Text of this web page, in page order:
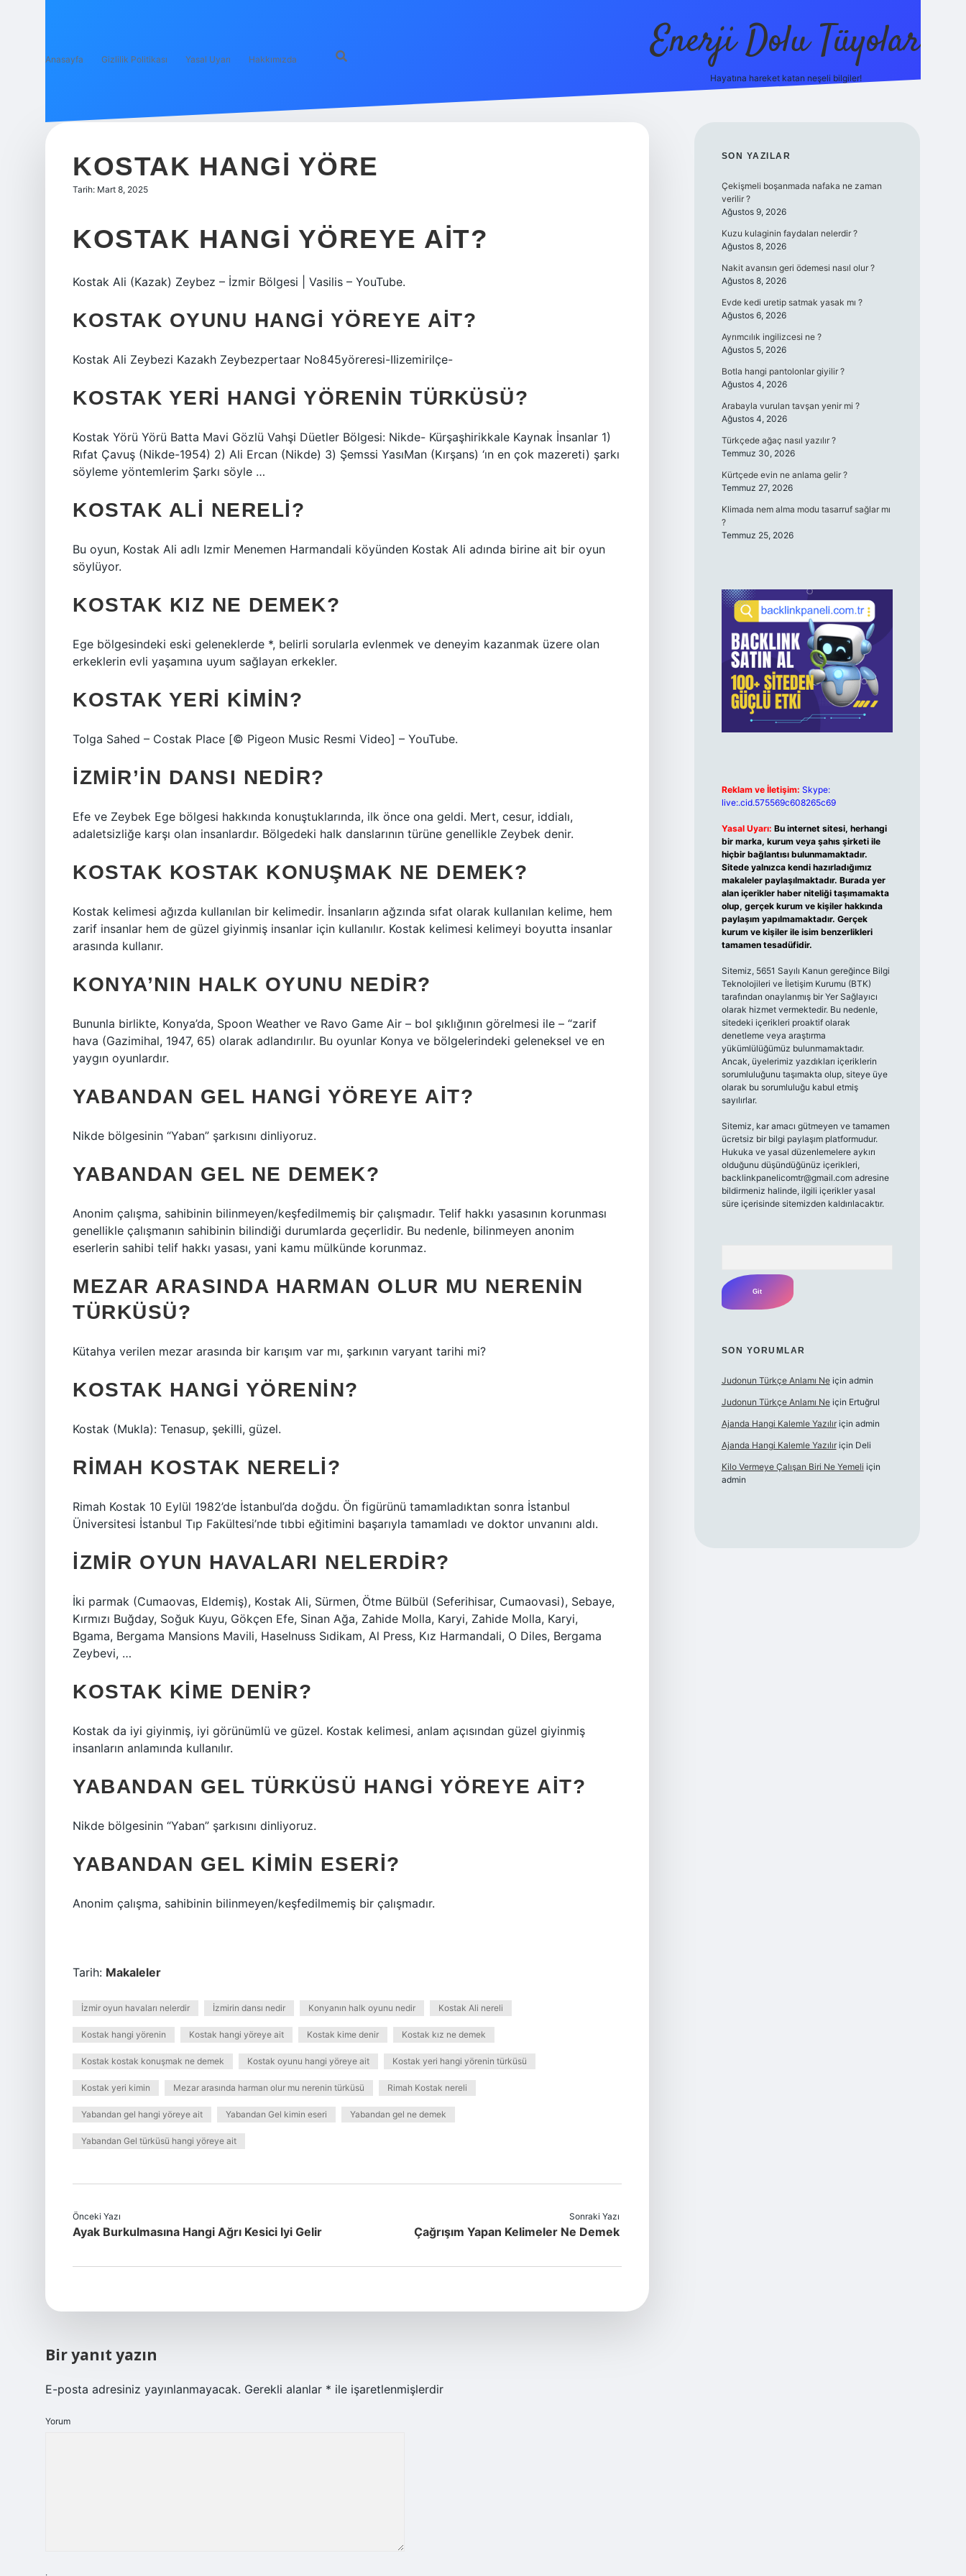
Anasayfa Gizlilik Politikası Yasal Uyarı Hakkımızda Enerji Dolu Tüyolar
Hayatına hareket katan neşeli bilgiler!
KOSTAK HANGI YÖRE
Tarih: Mart 8, 2025
KOSTAK HANGI YÖREYE AIT?
Kostak Ali (Kazak) Zeybez – İzmir Bölgesi | Vasilis – YouTube.
KOSTAK OYUNU HANGI YÖREYE AIT?
Kostak Ali Zeybezi Kazakh Zeybezpertaar No845yöreresi-IIizemirilçe-
KOSTAK YERI HANGI YÖRENIN TÜRKÜSÜ?
Kostak Yörü Yörü Batta Mavi Gözlü Vahşi Düetler Bölgesi: Nikde- Kürşaşhirikkale Kaynak İnsanlar 1)
Rıfat Çavuş (Nikde-1954) 2) Ali Ercan (Nikde) 3) Şemssi YasıMan (Kırşans) ‘ın en çok mazereti) şarkı
söyleme yöntemlerim Şarkı söyle …
KOSTAK ALI NERELI?
Bu oyun, Kostak Ali adlı Izmir Menemen Harmandali köyünden Kostak Ali adında birine ait bir oyun
söylüyor.
KOSTAK KIZ NE DEMEK?
Ege bölgesindeki eski geleneklerde *, belirli sorularla evlenmek ve deneyim kazanmak üzere olan
erkeklerin evli yaşamına uyum sağlayan erkekler.
KOSTAK YERI KIMIN?
Tolga Sahed – Costak Place [© Pigeon Music Resmi Video] – YouTube.
İZMIR’IN DANSI NEDIR?
Efe ve Zeybek Ege bölgesi hakkında konuştuklarında, ilk önce ona geldi. Mert, cesur, iddialı,
adaletsizliğe karşı olan insanlardır. Bölgedeki halk danslarının türüne genellikle Zeybek denir.
KOSTAK KOSTAK KONUŞMAK NE DEMEK?
Kostak kelimesi ağızda kullanılan bir kelimedir. İnsanların ağzında sıfat olarak kullanılan kelime, hem
zarif insanlar hem de güzel giyinmiş insanlar için kullanılır. Kostak kelimesi kelimeyi boyutta insanlar
arasında kullanır.
KONYA’NIN HALK OYUNU NEDIR?
Bununla birlikte, Konya’da, Spoon Weather ve Ravo Game Air – bol şıklığının görelmesi ile – “zarif
hava (Gazimihal, 1947, 65) olarak adlandırılır. Bu oyunlar Konya ve bölgelerindeki geleneksel ve en
yaygın oyunlardır.
YABANDAN GEL HANGI YÖREYE AIT?
Nikde bölgesinin “Yaban” şarkısını dinliyoruz.
YABANDAN GEL NE DEMEK?
Anonim çalışma, sahibinin bilinmeyen/keşfedilmemiş bir çalışmadır. Telif hakkı yasasının korunması
genellikle çalışmanın sahibinin bilindiği durumlarda geçerlidir. Bu nedenle, bilinmeyen anonim
eserlerin sahibi telif hakkı yasası, yani kamu mülkünde korunmaz.
MEZAR ARASINDA HARMAN OLUR MU NERENIN
TÜRKÜSÜ?
Kütahya verilen mezar arasında bir karışım var mı, şarkının varyant tarihi mi?
KOSTAK HANGI YÖRENIN?
Kostak (Mukla): Tenasup, şekilli, güzel.
RIMAH KOSTAK NERELI?
Rimah Kostak 10 Eylül 1982’de İstanbul’da doğdu. Ön figürünü tamamladıktan sonra İstanbul
Üniversitesi İstanbul Tıp Fakültesi’nde tıbbi eğitimini başarıyla tamamladı ve doktor unvanını aldı.
İZMIR OYUN HAVALARI NELERDIR?
İki parmak (Cumaovas, Eldemiş), Kostak Ali, Sürmen, Ötme Bülbül (Seferihisar, Cumaovasi), Sebaye,
Kırmızı Buğday, Soğuk Kuyu, Gökçen Efe, Sinan Ağa, Zahide Molla, Karyi, Zahide Molla, Karyi,
Bgama, Bergama Mansions Mavili, Haselnuss Sıdikam, Al Press, Kız Harmandali, O Diles, Bergama
Zeybevi, …
KOSTAK KIME DENIR?
Kostak da iyi giyinmiş, iyi görünümlü ve güzel. Kostak kelimesi, anlam açısından güzel giyinmiş
insanların anlamında kullanılır.
YABANDAN GEL TÜRKÜSÜ HANGI YÖREYE AIT?
Nikde bölgesinin “Yaban” şarkısını dinliyoruz.
YABANDAN GEL KIMIN ESERI?
Anonim çalışma, sahibinin bilinmeyen/keşfedilmemiş bir çalışmadır.
Tarih: Makaleler
İzmir oyun havaları nelerdir İzmirin dansı nedir Konyanın halk oyunu nedir Kostak Ali nereli
Kostak hangi yörenin Kostak hangi yöreye ait Kostak kime denir Kostak kız ne demek
Kostak kostak konuşmak ne demek Kostak oyunu hangi yöreye ait Kostak yeri hangi yörenin türküsü
Kostak yeri kimin Mezar arasında harman olur mu nerenin türküsü Rimah Kostak nereli
Yabandan gel hangi yöreye ait Yabandan Gel kimin eseri Yabandan gel ne demek
Yabandan Gel türküsü hangi yöreye ait
Önceki Yazı
Ayak Burkulmasına Hangi Ağrı Kesici Iyi Gelir
Sonraki Yazı
Çağrışım Yapan Kelimeler Ne Demek
Bir yanıt yazın
E-posta adresiniz yayınlanmayacak. Gerekli alanlar * ile işaretlenmişlerdir
Yorum
SIDEBAR
SON YAZILAR
Çekişmeli boşanmada nafaka ne zaman
verilir ?
Ağustos 9, 2026
Kuzu kulaginin faydaları nelerdir ?
Ağustos 8, 2026
Nakit avansın geri ödemesi nasıl olur ?
Ağustos 8, 2026
Evde kedi uretip satmak yasak mı ?
Ağustos 6, 2026
Ayrımcılık ingilizcesi ne ?
Ağustos 5, 2026
Botla hangi pantolonlar giyilir ?
Ağustos 4, 2026
Arabayla vurulan tavşan yenir mi ?
Ağustos 4, 2026
Türkçede ağaç nasıl yazılır ?
Temmuz 30, 2026
Kürtçede evin ne anlama gelir ?
Temmuz 27, 2026
Klimada nem alma modu tasarruf sağlar mı
?
Temmuz 25, 2026
Reklam ve İletişim: Skype:
live:.cid.575569c608265c69
Yasal Uyarı: Bu internet sitesi, herhangi
bir marka, kurum veya şahıs şirketi ile
hiçbir bağlantısı bulunmamaktadır.
Sitede yalnızca kendi hazırladığımız
makaleler paylaşılmaktadır. Burada yer
alan içerikler haber niteliği taşımamakta
olup, gerçek kurum ve kişiler hakkında
paylaşım yapılmamaktadır. Gerçek
kurum ve kişiler ile isim benzerlikleri
tamamen tesadüfidir.
Sitemiz, 5651 Sayılı Kanun gereğince Bilgi
Teknolojileri ve İletişim Kurumu (BTK)
tarafından onaylanmış bir Yer Sağlayıcı
olarak hizmet vermektedir. Bu nedenle,
sitedeki içerikleri proaktif olarak
denetleme veya araştırma
yükümlülüğümüz bulunmamaktadır.
Ancak, üyelerimiz yazdıkları içeriklerin
sorumluluğunu taşımakta olup, siteye üye
olarak bu sorumluluğu kabul etmiş
sayılırlar.
Sitemiz, kar amacı gütmeyen ve tamamen
ücretsiz bir bilgi paylaşım platformudur.
Hukuka ve yasal düzenlemelere aykırı
olduğunu düşündüğünüz içerikleri,
backlinkpanelicomtr@gmail.comadresine
bildirmeniz halinde, ilgili içerikler yasal
süre içerisinde sitemizden kaldırılacaktır.
SON YORUMLAR
Judonun Türkçe Anlamı Neiçin admin
Judonun Türkçe Anlamı Neiçin Ertuğrul
Ajanda Hangi Kalemle Yazılıriçin admin
Ajanda Hangi Kalemle Yazılıriçin Deli
Kilo Vermeye Çalışan Biri Ne Yemeli için
admin